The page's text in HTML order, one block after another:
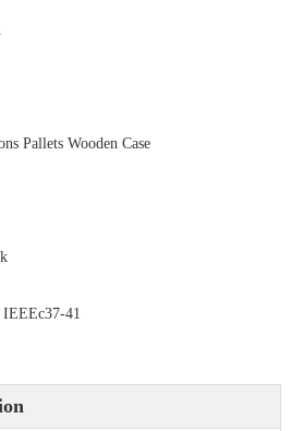
Pallets Wooden Case
41